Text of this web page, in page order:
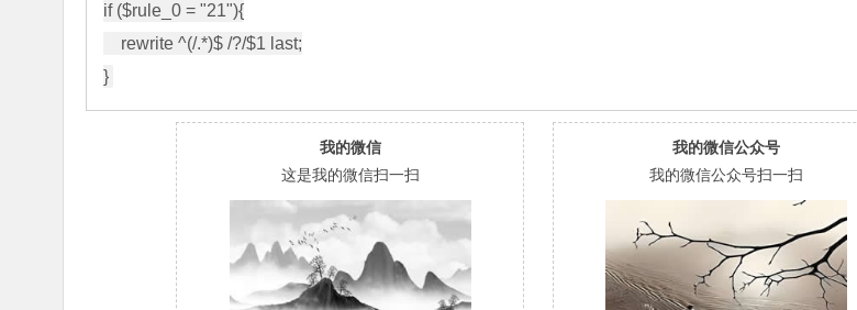
if ($rule_0 = "21"){
}
我的微信
这是我的微信扫一扫
我的微信公众号
我的微信公众号扫一扫